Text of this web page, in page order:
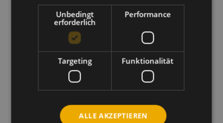
Der ausgezeichnete Neubau bildet die Grundlage
für weiteres Wachstum. Hilger Holz erweitert das
Sortiment, treibt die Digitalisierung der Bestell und
Servicestrecken voran und entwickelt Angebote,
die Einkauf und Abwicklung weiter vereinfachen.
Innovation bleibt der Maßstab.
Zum Presseartikel:https://eifeler-presse-
agentur.de/2019/11/15/hilger-holz-erhielt-woody-
Unbedingt
erforderlich
Performance
Targeting Funktionalität
ALLE AKZEPTIEREN